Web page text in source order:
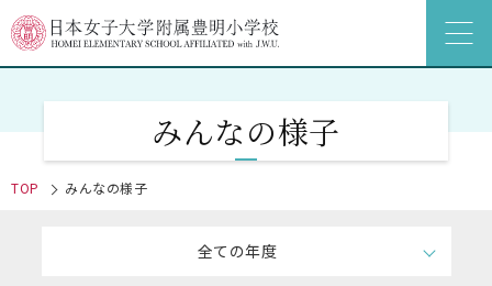
みんなの様子
TOP みんなの様子
全ての年度